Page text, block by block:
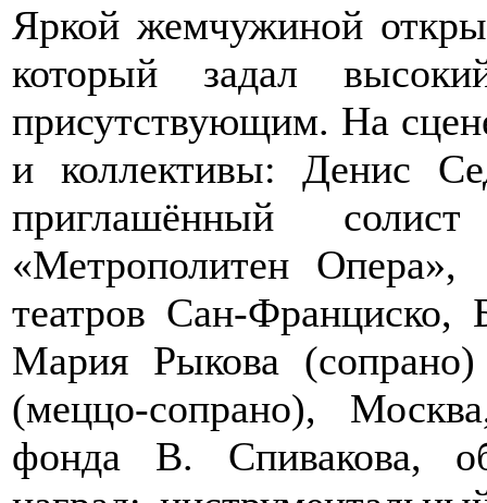
Яркой жемчужиной
который задал
присутствующим. На
и коллективы: Денис
приглашённый
«Метрополитен Опера»,
театров Сан-
Мария Рыкова
(меццо-сопрано),
фонда В. Спивакова,